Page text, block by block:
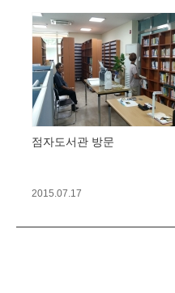
점자도서관 방문
2015.07.17